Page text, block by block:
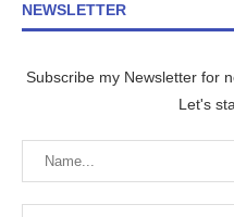
NEWSLETTER
Subscribe my Newsletter for
Let's